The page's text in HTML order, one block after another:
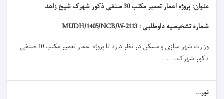
عنوان: پروژه اعمار تعمیر مکتب 30 صنفی ذکور شهرک شیخ زاهد
شماره تشخیصیه داوطلبی : MUDH/1405/NCB/W-2113
وزارت شهر سازی و مسکن در نظر دارد تاپروژه
اعمار تعمیر مکتب 30 صنفی
ذکور شهرک . . .
نور...